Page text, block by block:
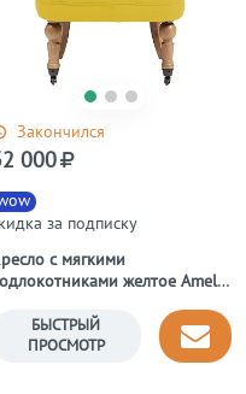
Закончился
с мягкими
желтое Amelie
за подписку
000
БЫСТРЫЙ
ПРОСМОТР